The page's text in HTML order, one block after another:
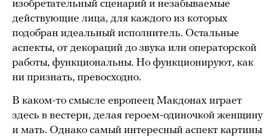
изобретательный сценарий и незабываемые
действующие лица, для каждого из которых
подобран идеальный исполнитель. Остальные
аспекты, от декораций до звука или операторской
работы, функциональны. Но функционируют, как
ни признать, превосходно.
В каком-то смысле европеец Макдонах играет
здесь в вестерн, делая героем-одиночкой женщину
и мать. Однако самый интересный аспект картины